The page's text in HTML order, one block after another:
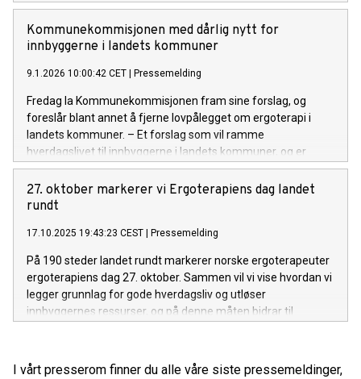
omsorgstjenester, sier forbundsleder Tove Holst Skyer.
Kommunekommisjonen med dårlig nytt for
innbyggerne i landets kommuner
9.1.2026 10:00:42 CET Pressemelding
Fredag la Kommunekommisjonen fram sine forslag, og
foreslår blant annet å fjerne lovpålegget om ergoterapi i
landets kommuner. – Et forslag som vil ramme
hverdagslivet til innbyggerne i landets kommuner, og er
dårlig nytt for behovet for mer bærekraftige helsetjenester,
sier forbundsleder Tove Holst Skyer i en kommentar.
27. oktober markerer vi Ergoterapiens dag landet
rundt
17.10.2025 19:43:23 CEST Pressemelding
På 190 steder landet rundt markerer norske ergoterapeuter
ergoterapiens dag 27. oktober. Sammen vil vi vise hvordan vi
legger grunnlag for gode hverdagsliv og utløser
innbyggernes ressurser, og på denne måten bidrar til
I vårt presserom finner du alle våre siste pressemeldinger,